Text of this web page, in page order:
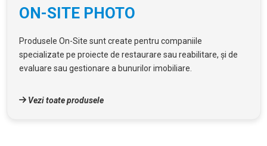
ON-SITE PHOTO
Produsele On-Site sunt create pentru companiile
specializate pe proiecte de restaurare sau reabilitare, și de
evaluare sau gestionare a bunurilor imobiliare.
Vezi toate produsele